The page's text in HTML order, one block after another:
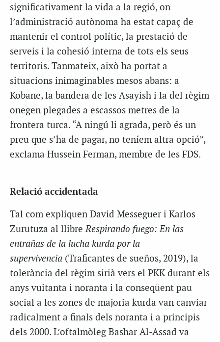
significativament la vida a la regió, on
l’administració autònoma ha estat capaç de
mantenir el control polític, la prestació de
serveis i la cohesió interna de tots els seus
territoris. Tanmateix, això ha portat a
situacions inimaginables mesos abans: a
Kobane, la bandera de les Asayish i la del règim
onegen plegades a escassos metres de la
frontera turca. “A ningú li agrada, però és un
preu que s’ha de pagar, no teníem altra opció”,
exclama Hussein Ferman, membre de les FDS.
Relació accidentada
Tal com expliquen David Messeguer i Karlos
Zurutuza al llibreRespirando fuego: En las
entrañas de la lucha kurda por la
supervivencia (Traficantes de sueños, 2019), la
tolerància del règim sirià vers el PKK durant els
anys vuitanta i noranta i la conseqüent pau
social a les zones de majoria kurda van canviar
radicalment a finals dels noranta i a principis
dels 2000. L’oftalmòleg Bashar Al-Assad va